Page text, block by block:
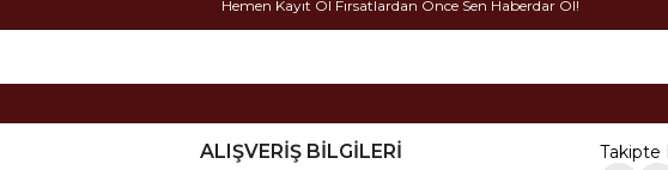
Hemen Kayıt Ol Fırsatlardan Önce Sen Haberdar Ol!
ALIŞVERİŞ BİLGİLERİ Takipte